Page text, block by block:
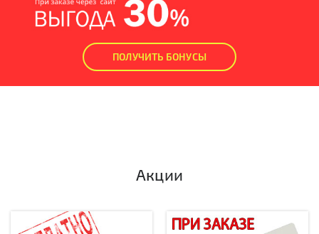
ПОЛУЧИТЬ БОНУСЫ
Акции